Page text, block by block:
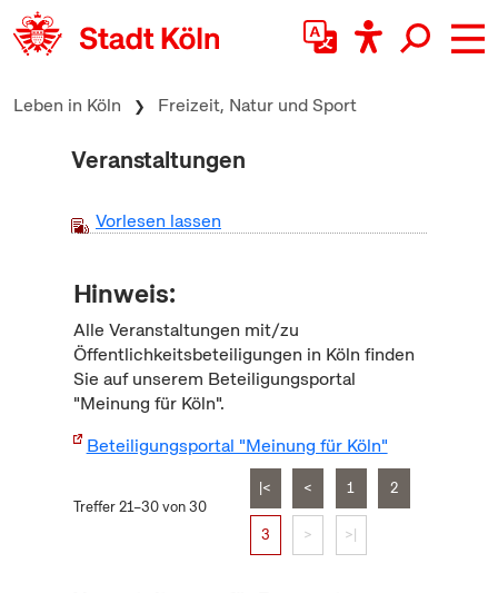
zum Inhalt springen
Leben in Köln Freizeit, Natur und Sport
Veranstaltungen
Vorlesen lassen
Hinweis:
Alle Veranstaltungen mit/zu
Öffentlichkeitsbeteiligungen in Köln finden
Sie auf unserem Beteiligungsportal
"Meinung für Köln".
Beteiligungsportal "Meinung für Köln"
Treffer 21–30 von 30
|< < 1 2
3 > >|